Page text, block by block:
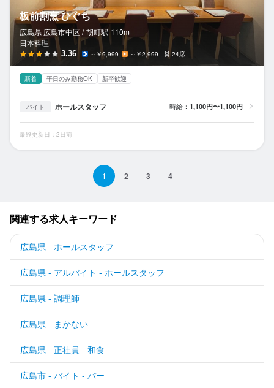
板前割烹 ひぐち
広島県 広島市中区 / 胡町駅 110m
日本料理
3.36 ～￥9,999 ～￥2,999 24席
新着 平日のみ勤務OK 新卒歓迎
バイト ホールスタッフ 時給： 1,100円〜1,100円
最終更新日：2日前
1 2 3 4
関連する求人キーワード
広島県 - ホールスタッフ
広島県 - アルバイト - ホールスタッフ
広島県 - 調理師
広島県 - まかない
広島県 - 正社員 - 和食
広島市 - バイト - バー